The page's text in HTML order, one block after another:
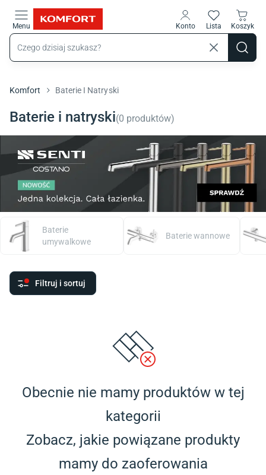
Menu Konto Lista Koszyk
Komfort Baterie I Natryski
Baterie i natryski(0 produktów)
Baterie
umywalkowe
Baterie wannowe
Filtruj i sortuj
Obecnie nie mamy produktów w tej
kategorii
Zobacz, jakie powiązane produkty
mamy do zaoferowania